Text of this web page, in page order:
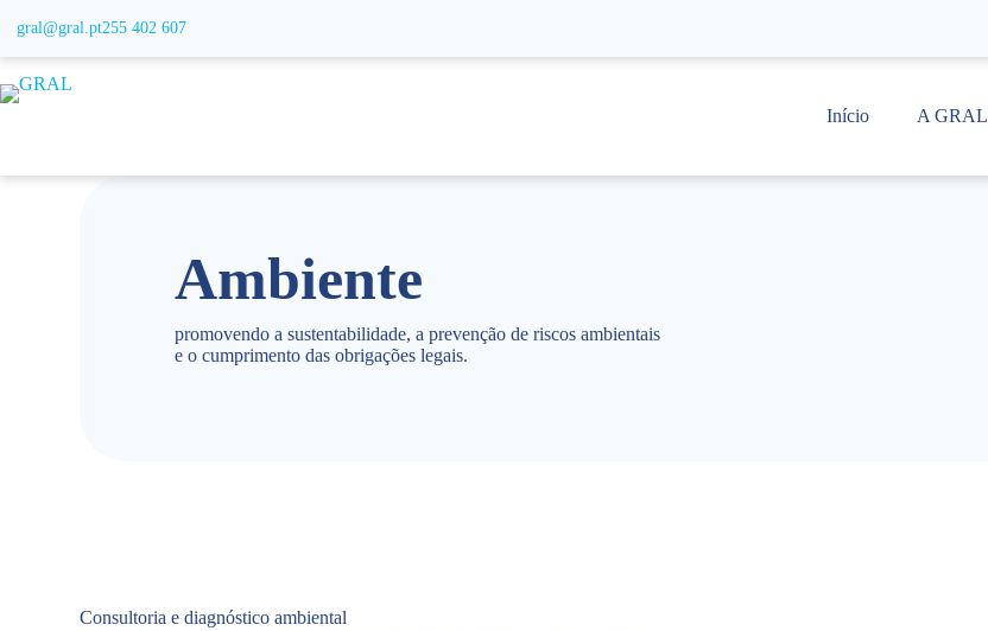
gral@gral.pt255 402 607
Início A GRAL
Ambiente
promovendo a sustentabilidade, a prevenção de riscos ambientais
e o cumprimento das obrigações legais.
Consultoria e diagnóstico ambiental